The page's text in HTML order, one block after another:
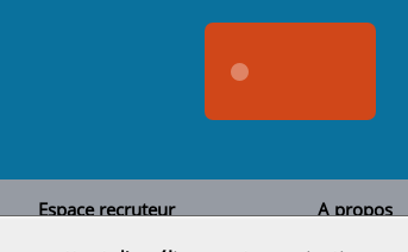
Espace recruteur A propos